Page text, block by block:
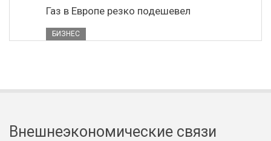
Газ в Европе резко подешевел
БИЗНЕС
Внешнеэкономические связи